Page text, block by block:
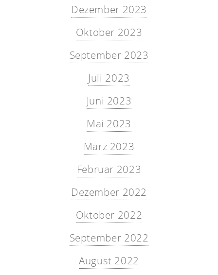
Dezember 2023
Oktober 2023
September 2023
Juli 2023
Juni 2023
Mai 2023
März 2023
Februar 2023
Dezember 2022
Oktober 2022
September 2022
August 2022